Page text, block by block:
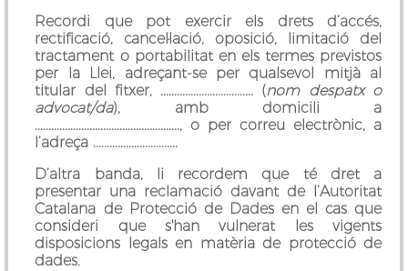
Recordi que pot exercir els drets d’accés,
rectificació, cancel·lació, oposició, limitació del
tractament o portabilitat en els termes previstos
per la Llei, adreçant-se per qualsevol mitjà al
titular del fitxer, .................................. (nom despatx o
advocat/da), amb domicili a
....................................................., o per correu electrònic, a
l’adreça ...............................
D’altra banda, li recordem que té dret a
presentar una reclamació davant de l’Autoritat
Catalana de Protecció de Dades en el cas que
consideri que s'han vulnerat les vigents
disposicions legals en matèria de protecció de
dades.